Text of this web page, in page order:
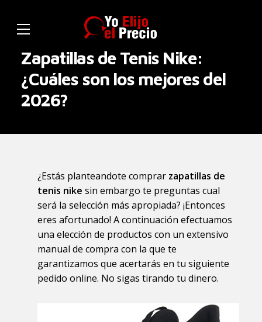
Zapatillas de Tenis Nike:
¿Cuáles son los mejores del
2026?
¿Estás planteandote comprar zapatillas de
tenis nike sin embargo te preguntas cual
será la selección más apropiada? ¡Entonces
eres afortunado! A continuación efectuamos
una elección de productos con un extensivo
manual de compra con la que te
garantizamos que acertarás en tu siguiente
pedido online. No sigas tirando tu dinero.